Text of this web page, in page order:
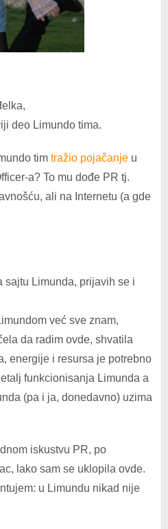
deo Limundo tima.
tim tražio pojačanjeu
a? To mu dođe PR tj.
ali na Internetu (a gde
sajtu Limunda, prijavih se i
već sve znam,
da radim ovde, shvatila
energije i resursa je potrebno
funkcionisanja Limunda a
(pa i ja, donedavno) uzima
iskustvu PR, po
lako sam se uklopila ovde.
u Limundu nikad nije